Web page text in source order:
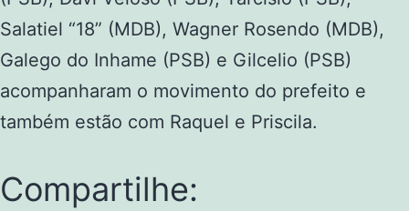
Salatiel “18” (MDB), Wagner Rosendo (MDB),
Galego do Inhame (PSB) e Gilcelio (PSB)
acompanharam o movimento do prefeito e
também estão com Raquel e Priscila.
Compartilhe: